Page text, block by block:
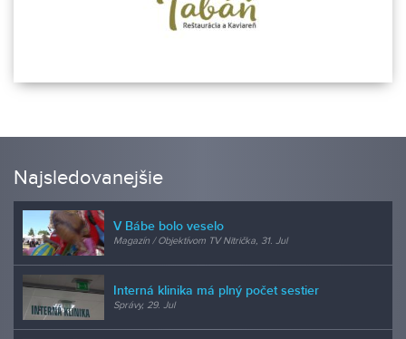
Najsledovanejšie
V Bábe bolo veselo
Magazín / Objektívom TV Nitrička, 31. Jul
Interná klinika má plný počet sestier
Správy, 29. Jul